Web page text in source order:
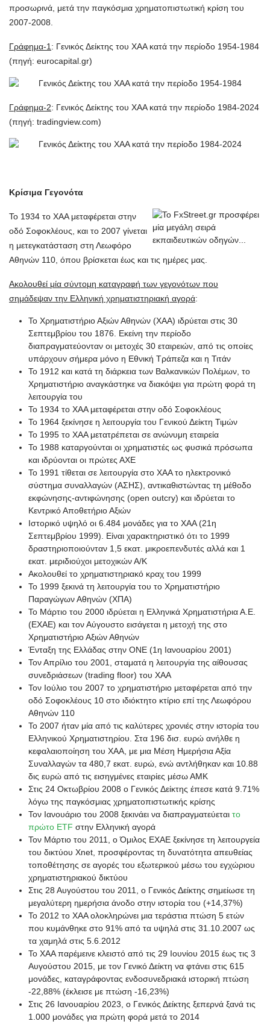
προσωρινά, μετά την παγκόσμια χρηματοπιστωτική κρίση του
2007-2008.
Γράφημα-1 : Γενικός Δείκτης του ΧΑΑ κατά την περίοδο 1954-1984
(πηγή: eurocapital.gr)
Γράφημα-2: Γενικός Δείκτης του ΧΑΑ κατά την περίοδο 1984-2024
(πηγή: tradingview.com)
Κρίσιμα Γεγονότα
Το 1934 το ΧΑΑ μεταφέρεται στην
οδό Σοφοκλέους, και το 2007 γίνεται
η μετεγκατάσταση στη Λεωφόρο
Αθηνών 110, όπου βρίσκεται έως και τις ημέρες μας.
Ακολουθεί μία σύντομη καταγραφή των γεγονότων που
σημάδεψαν την Ελληνική χρηματιστηριακή αγορά:
Το Χρηματιστήριο Αξιών Αθηνών (ΧΑΑ) ιδρύεται στις 30
Σεπτεμβρίου του 1876. Εκείνη την περίοδο
διαπραγματεύονταν οι μετοχές 30 εταιρειών, από τις οποίες
υπάρχουν σήμερα μόνο η Εθνική Τράπεζα και η Τιτάν
Το 1912 και κατά τη διάρκεια των Βαλκανικών Πολέμων, το
Χρηματιστήριο αναγκάστηκε να διακόψει για πρώτη φορά τη
λειτουργία του
Το 1934 το ΧΑΑ μεταφέρεται στην οδό Σοφοκλέους
Το 1964 ξεκίνησε η λειτουργία του Γενικού Δείκτη Τιμών
Το 1995 το ΧΑΑ μετατρέπεται σε ανώνυμη εταιρεία
Το 1988 καταργούνται οι χρηματιστές ως φυσικά πρόσωπα
και ιδρύονται οι πρώτες ΑΧΕ
Το 1991 τίθεται σε λειτουργία στο ΧΑΑ το ηλεκτρονικό
σύστημα συναλλαγών (ΑΣΗΣ), αντικαθιστώντας τη μέθοδο
εκφώνησης-αντιφώνησης (open outcry) και ιδρύεται το
Κεντρικό Αποθετήριο Αξιών
Ιστορικό υψηλό οι 6.484 μονάδες για το ΧΑΑ (21η
Σεπτεμβρίου 1999). Είναι χαρακτηριστικό ότι το 1999
δραστηριοποιούνταν 1,5 εκατ. μικροεπενδυτές αλλά και 1
εκατ. μεριδιούχοι μετοχικών Α/Κ
Ακολουθεί το χρηματιστηριακό κραχ του 1999
Το 1999 ξεκινά τη λειτουργία του το Χρηματιστήριο
Παραγώγων Αθηνών (ΧΠΑ)
Το Μάρτιο του 2000 ιδρύεται η Ελληνικά Χρηματιστήρια Α.Ε.
(ΕΧΑΕ) και τον Αύγουστο εισάγεται η μετοχή της στο
Χρηματιστήριο Αξιών Αθηνών
Ένταξη της Ελλάδας στην ΟΝΕ (1η Ιανουαρίου 2001)
Τον Απρίλιο του 2001, σταματά η λειτουργία της αίθουσας
συνεδριάσεων (trading floor) του ΧΑΑ
Τον Ιούλιο του 2007 το χρηματιστήριο μεταφέρεται από την
οδό Σοφοκλέους 10 στο ιδιόκτητο κτίριο επί της Λεωφόρου
Αθηνών 110
Το 2007 ήταν μία από τις καλύτερες χρονιές στην ιστορία του
Ελληνικού Χρηματιστηρίου. Στα 196 δισ. ευρώ ανήλθε η
κεφαλαιοποίηση του XAΑ, με μια Μέση Ημερήσια Αξία
Συναλλαγών τα 480,7 εκατ. ευρώ, ενώ αντλήθηκαν και 10.88
δις ευρώ από τις εισηγμένες εταιρίες μέσω ΑΜΚ
Στις 24 Οκτωβρίου 2008 ο Γενικός Δείκτης έπεσε κατά 9.71%
λόγω της παγκόσμιας χρηματοπιστωτικής κρίσης
Τον Ιανουάριο του 2008 ξεκινάει να διαπραγματεύεται το
πρώτο ETF στην Ελληνική αγορά
Τον Μάρτιο του 2011, ο Όμιλος ΕΧΑΕ ξεκίνησε τη λειτουργεία
του δικτύου Χnet, προσφέροντας τη δυνατότητα απευθείας
τοποθέτησης σε αγορές του εξωτερικού μέσω του εγχώριου
χρηματιστηριακού δικτύου
Στις 28 Αυγούστου του 2011, ο Γενικός Δείκτης σημείωσε τη
μεγαλύτερη ημερήσια άνοδο στην ιστορία του (+14,37%)
Το 2012 το ΧΑΑ ολοκληρώνει μια τεράστια πτώση 5 ετών
που κυμάνθηκε στο 91% από τα υψηλά στις 31.10.2007 ως
τα χαμηλά στις 5.6.2012
Το ΧΑΑ παρέμεινε κλειστό από τις 29 Ιουνίου 2015 έως τις 3
Αυγούστου 2015, με τον Γενικό Δείκτη να φτάνει στις 615
μονάδες, καταγράφοντας ενδοσυνεδριακά ιστορική πτώση
-22,88% (έκλεισε με πτώση -16,23%)
Στις 26 Ιανουαρίου 2023, ο Γενικός Δείκτης ξεπερνά ξανά τις
1.000 μονάδες για πρώτη φορά μετά το 2014